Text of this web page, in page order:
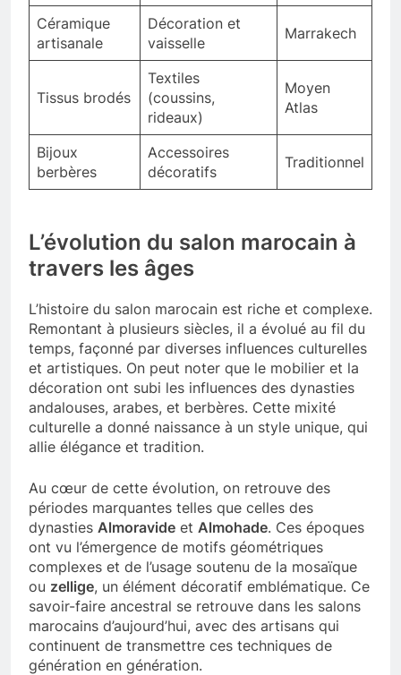
Céramique
artisanale
Décoration et
vaisselle
Marrakech
Tissus brodés
Textiles
(coussins,
rideaux)
Moyen
Atlas
Bijoux
berbères
Accessoires
décoratifs
Traditionnel
L’évolution du salon marocain à
travers les âges
L’histoire du salon marocain est riche et complexe.
Remontant à plusieurs siècles, il a évolué au fil du
temps, façonné par diverses influences culturelles
et artistiques. On peut noter que le mobilier et la
décoration ont subi les influences des dynasties
andalouses, arabes, et berbères. Cette mixité
culturelle a donné naissance à un style unique, qui
allie élégance et tradition.
Au cœur de cette évolution, on retrouve des
périodes marquantes telles que celles des
dynasties Almoravide et Almohade. Ces époques
ont vu l’émergence de motifs géométriques
complexes et de l’usage soutenu de la mosaïque
ou zellige, un élément décoratif emblématique. Ce
savoir-faire ancestral se retrouve dans les salons
marocains d’aujourd’hui, avec des artisans qui
continuent de transmettre ces techniques de
génération en génération.